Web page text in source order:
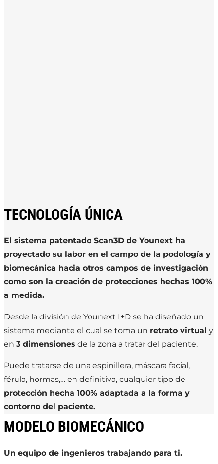
TECNOLOGÍA ÚNICA
El sistema patentado Scan3D de Younext ha
proyectado su labor en el campo de la podología y
biomecánica hacia otros campos de investigación
como son la creación de protecciones hechas 100%
a medida.
Desde la división de Younext I+D se ha diseñado un
sistema mediante el cual se toma un retrato virtual y
en 3 dimensiones de la zona a tratar del paciente.
Puede tratarse de una espinillera, máscara facial,
férula, hormas,… en definitiva, cualquier tipo de
protección hecha 100% adaptada a la forma y
contorno del paciente.
MODELO BIOMECÁNICO
Un equipo de ingenieros trabajando para ti.